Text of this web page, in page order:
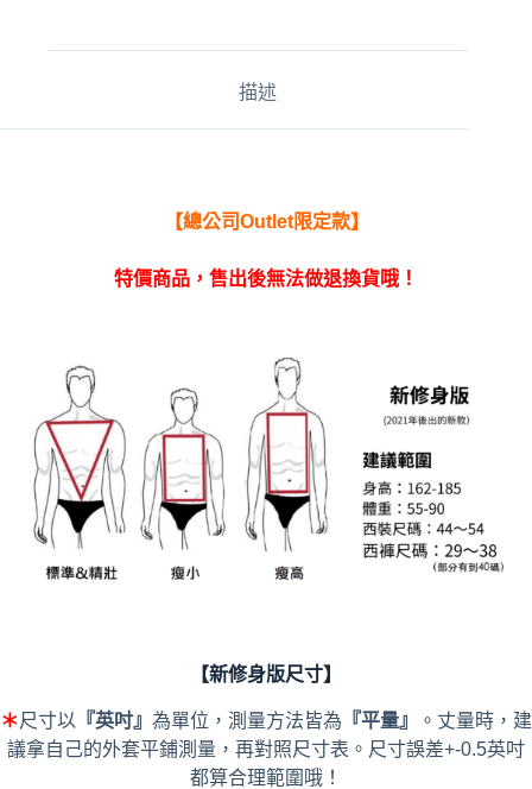
v
描述
【總公司Outlet限定款】
特價商品，售出後無法做退換貨哦！
【新修身版尺寸】
＊尺寸以 『英吋』 為單位，測量方法皆為 『平量』
。丈量時，建
議拿自己的外套平鋪測量，再對照尺寸表。尺寸誤差+-0.5英吋
都算合理範圍哦！